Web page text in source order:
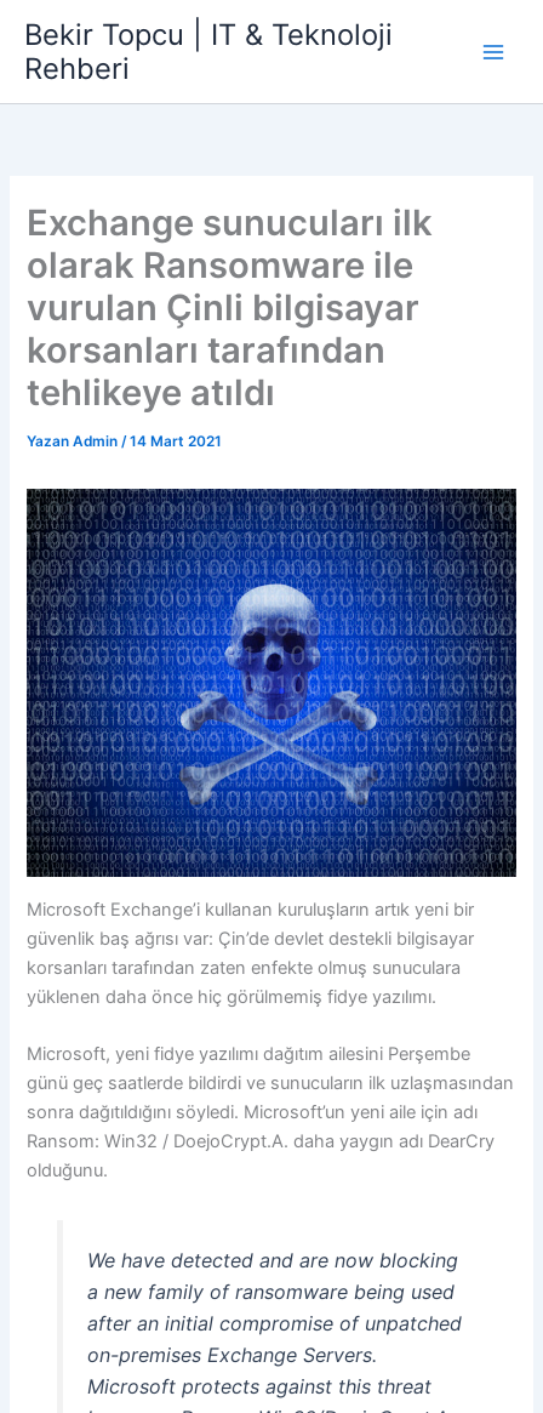
atlaBekir Topcu | IT & Teknoloji
Rehberi
Exchange sunucuları ilk
olarak Ransomware ile
vurulan Çinli bilgisayar
korsanları tarafından
tehlikeye atıldı
Yazan Admin/14 Mart 2021
Microsoft Exchange’i kullanan kuruluşların artık yeni bir
güvenlik baş ağrısı var: Çin’de devlet destekli bilgisayar
korsanları tarafından zaten enfekte olmuş sunuculara
yüklenen daha önce hiç görülmemiş fidye yazılımı.
Microsoft, yeni fidye yazılımı dağıtım ailesini Perşembe
günü geç saatlerde bildirdi ve sunucuların ilk uzlaşmasından
sonra dağıtıldığını söyledi. Microsoft’un yeni aile için adı
Ransom: Win32 / DoejoCrypt.A. daha yaygın adı DearCry
olduğunu.
We have detected and are now blocking
a new family of ransomware being used
after an initial compromise of unpatched
on-premises Exchange Servers.
Microsoft protects against this threat